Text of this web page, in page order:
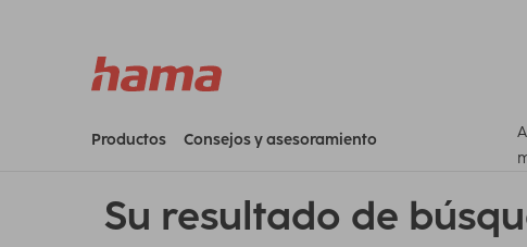
Productos Consejos y asesoramiento
Su resultado de